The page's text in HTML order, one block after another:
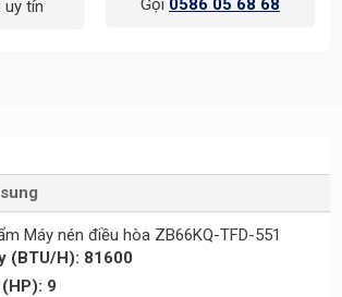
uy tín
Gọi 0586 05 68 68
Máy nén điều hòa ZB66KQ-TFD-551
(BTU/H): 81600
9